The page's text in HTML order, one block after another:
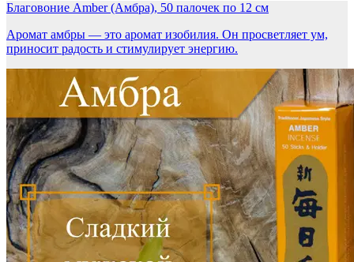
Благовоние Amber (Амбра), 50 палочек по 12 см
Аромат амбры — это аромат изобилия. Он просветляет ум,
приносит радость и стимулирует энергию.